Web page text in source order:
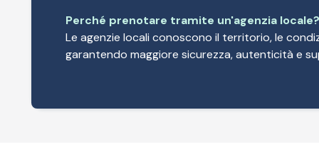
Perché prenotare tramite un'agenzia
Le agenzie locali conoscono il territorio, le
garantendo maggiore sicurezza, autenticità e